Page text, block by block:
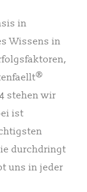
in
Wissens in
®
stehen wir
ist
durchdringt
uns in jeder